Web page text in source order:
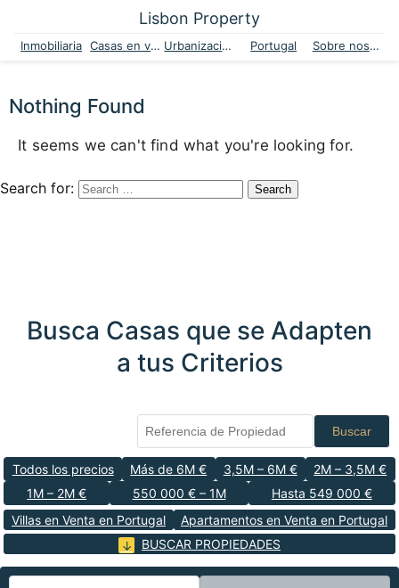
Lisbon Property
Inmobiliaria Casas en venta Urbanizaciones Portugal Sobre nosotros
Nothing Found
It seems we can't find what you're looking for.
Search for:
Busca Casas que se Adapten
a tus Criterios
Buscar
Todos los precios Más de 6M € 3,5M – 6M €
2M – 3,5M €
1M – 2M €
550 000 € – 1M
Hasta 549 000 €
Villas en Venta en Portugal
Apartamentos en Venta en Portugal
BUSCAR PROPIEDADES